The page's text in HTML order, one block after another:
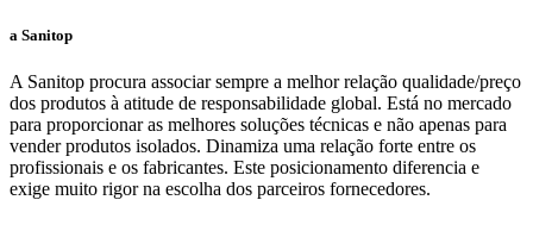
a Sanitop
A Sanitop procura associar sempre a melhor relação qualidade/preço
dos produtos à atitude de responsabilidade global. Está no mercado
para proporcionar as melhores soluções técnicas e não apenas para
vender produtos isolados. Dinamiza uma relação forte entre os
profissionais e os fabricantes. Este posicionamento diferencia e
exige muito rigor na escolha dos parceiros fornecedores.